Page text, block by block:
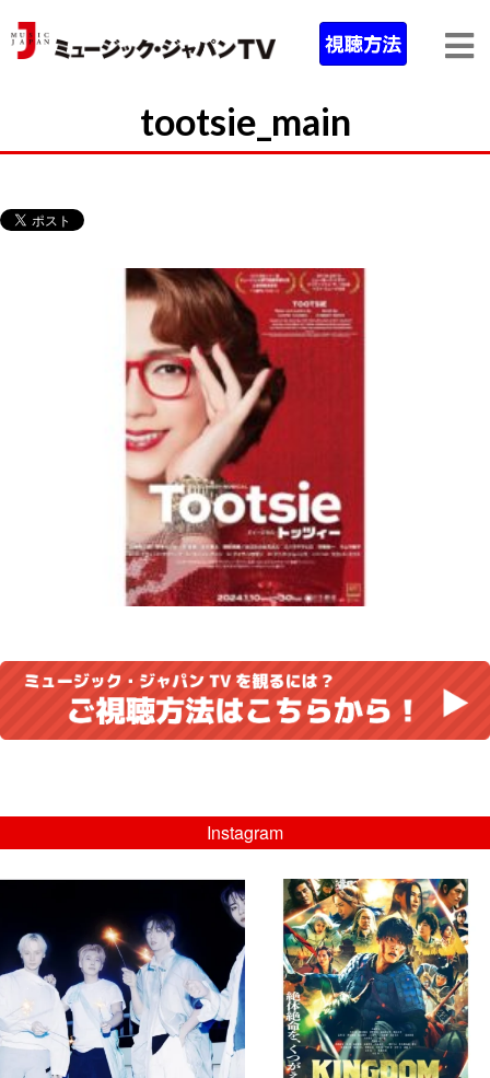
tootsie_main
Instagram
💡8月特番放送決定！
...
8月 10
2 0
musicjapantv
💡本日8/10（月）このあとよる11時よ
送！
...
8月 10
0 0